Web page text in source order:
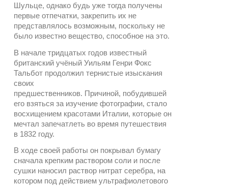
Шульце, однако будь уже тогда получены
первые отпечатки, закрепить их не
представлялось возможным, поскольку не
было известно вещество, способное на это.
В начале тридцатых годов известный
британский учёный Уильям Генри Фокс
Тальбот продолжил тернистые изыскания
своих
предшественников. Причиной, побудившей
его взяться за изучение фотографии, стало
восхищением красотами Италии, которые он
мечтал запечатлеть во время путешествия
в 1832 году.
В ходе своей работы он покрывал бумагу
сначала крепким раствором соли и после
сушки наносил раствор нитрат серебра, на
котором под действием ультрафиолетового